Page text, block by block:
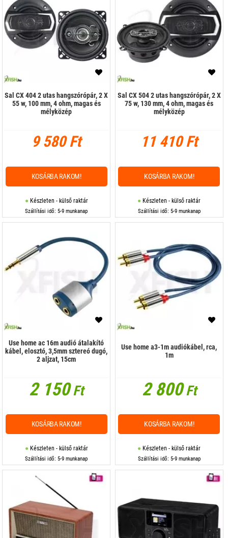
Sal CX 404 2 utas hangszórópár, 2 X
55 w, 100 mm, 4 ohm, magas és
mélyközép
9 580 Ft
Készleten - külső raktár
Szállítási idő: 5-9 munkanap
KOSÁRBA RAKOM!
Sal CX 504 2 utas hangszórópár, 2 X
75 w, 130 mm, 4 ohm, magas és
mélyközép
11 410 Ft
Készleten - külső raktár
Szállítási idő: 5-9 munkanap
KOSÁRBA RAKOM!
Use home ac 16m audió átalakító
kábel, elosztó, 3,5mm sztereó dugó,
2 aljzat, 15cm
2 150Ft
Készleten - külső raktár
Szállítási idő: 5-9 munkanap
KOSÁRBA RAKOM!
Use home a3-1m audiókábel, rca,
1m
2 800Ft
Készleten - külső raktár
Szállítási idő: 5-9 munkanap
KOSÁRBA RAKOM!